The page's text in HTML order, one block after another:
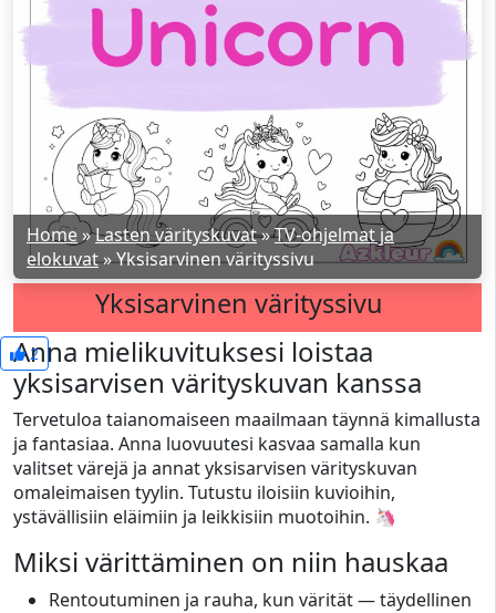
Home »Lasten värityskuvat»TV-ohjelmat ja
elokuvat»Yksisarvinen värityssivu
Yksisarvinen värityssivu
2
Anna mielikuvituksesi loistaa
yksisarvisen värityskuvan kanssa
Tervetuloa taianomaiseen maailmaan täynnä kimallusta
ja fantasiaa. Anna luovuutesi kasvaa samalla kun
valitset värejä ja annat yksisarvisen värityskuvan
omaleimaisen tyylin. Tutustu iloisiin kuvioihin,
ystävällisiin eläimiin ja leikkisiin muotoihin. 🦄
Miksi värittäminen on niin hauskaa
Rentoutuminen ja rauha, kun värität — täydellinen